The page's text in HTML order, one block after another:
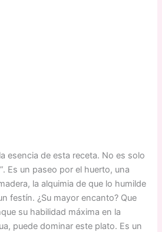
esencia de esta receta. No es solo
Es un paseo por el huerto, una
la alquimia de que lo humilde
festín. ¿Su mayor encanto? Que
su habilidad máxima en la
puede dominar este plato. Es un